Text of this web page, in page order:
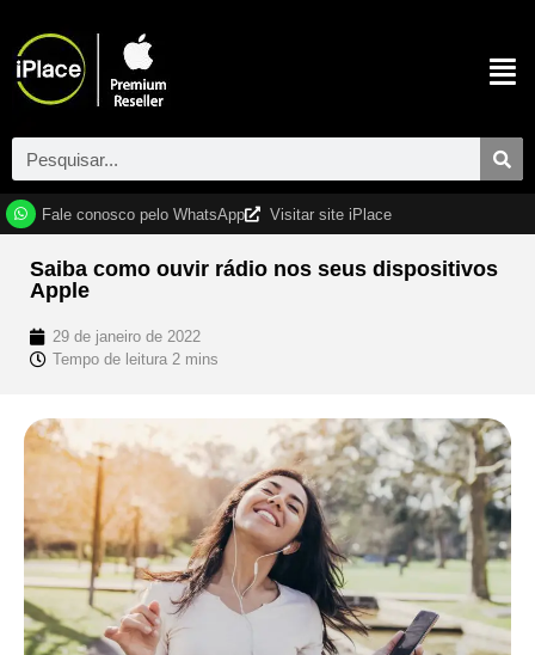
Fale conosco pelo WhatsApp Visitar site iPlace
Saiba como ouvir rádio nos seus dispositivos
Apple
29 de janeiro de 2022